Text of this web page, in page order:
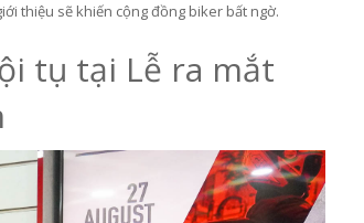
thiệu sẽ khiến cộng đồng biker bất ngờ.
tụ tại Lễ ra mắt